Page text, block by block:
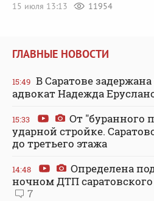
15 июля 13:13
11954
ГЛАВНЫЕ НОВОСТИ
15:49 В Саратове
адвокат Надежда
15:33
От "буранного
ударной стройке.
до третьего этажа
14:48
Определена
ночном ДТП
7